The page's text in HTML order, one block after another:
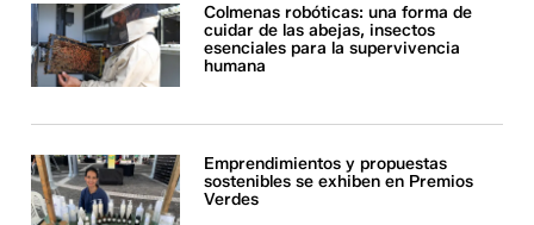
Colmenas robóticas: una forma de
cuidar de las abejas, insectos
esenciales para la supervivencia
humana
Emprendimientos y propuestas
sostenibles se exhiben en Premios
Verdes